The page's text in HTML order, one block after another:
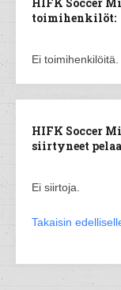
toimihenkilöt:
Ei toimihenkilöitä.
HIFK Soccer
siirtyneet
Ei siirtoja.
Takaisin